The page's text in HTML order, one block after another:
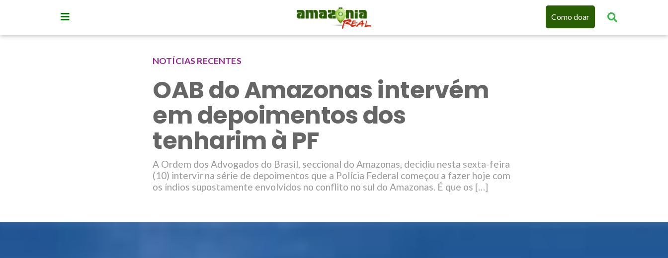
Como doar
NOTÍCIAS RECENTES
OAB do Amazonas intervém
em depoimentos dos
tenharim à PF
A Ordem dos Advogados do Brasil, seccional do Amazonas, decidiu nesta sexta-feira
(10) intervir na série de depoimentos que a Polícia Federal começou a fazer hoje com
os índios supostamente envolvidos no conflito no sul do Amazonas. É que os […]